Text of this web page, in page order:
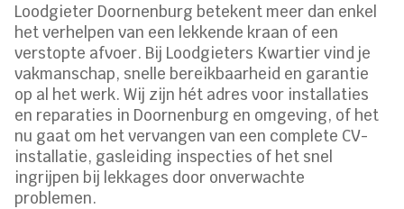
Loodgieter Doornenburg betekent meer dan enkel
het verhelpen van een lekkende kraan of een
verstopte afvoer. Bij Loodgieters Kwartier vind je
vakmanschap, snelle bereikbaarheid en garantie
op al het werk. Wij zijn hét adres voor installaties
en reparaties in Doornenburg en omgeving, of het
nu gaat om het vervangen van een complete CV-
installatie, gasleiding inspecties of het snel
ingrijpen bij lekkages door onverwachte
problemen.